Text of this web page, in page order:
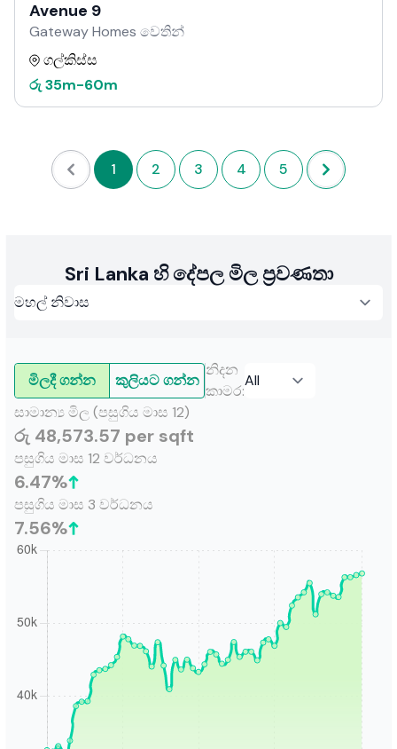
Avenue 9
Gateway Homes වෙතින්
ගල්කිස්ස
රු 35m-60m
1 2 3 4 5
Sri Lanka හි දේපල මිල ප්‍රවණතා
මිලදී ගන්න කුලියට ගන්න
නිදන
කාමර:
සාමාන්‍ය මිල (පසුගිය මාස 12)
රු 48,573.57 per sqft
පසුගිය මාස 12 වර්ධනය
6.47%
පසුගිය මාස 3 වර්ධනය
7.56%